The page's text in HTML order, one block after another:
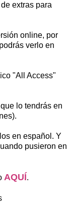
extras para
online, por
verlo en
"All Access"
lo tendrás en
en español. Y
pusieron en
AQUÍ.